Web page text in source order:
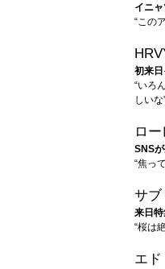
イニ
“この
初来
“いろ
しいな
ロ
SNS
“焦っ
サブ
来日特
“桜は
エ